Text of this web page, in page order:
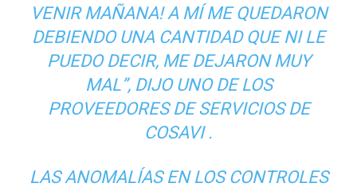
VENIR MAÑANA! A MÍ ME QUEDARON
DEBIENDO UNA CANTIDAD QUE NI LE
PUEDO DECIR, ME DEJARON MUY
MAL”, DIJO UNO DE LOS
PROVEEDORES DE SERVICIOS DE
COSAVI .
LAS ANOMALÍAS EN LOS CONTROLES